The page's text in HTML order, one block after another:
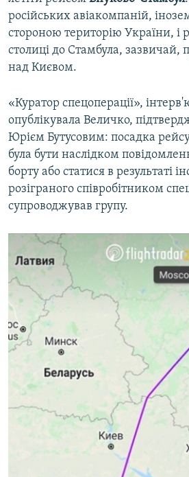
російських авіакомпаній,
стороною територію України, і
столиці до Стамбула, зазвичай,
над Києвом.
«Куратор спецоперації»,
опублікувала Величко,
Юрієм Бутусовим: посадка
була бути наслідком
борту або статися в результаті
розіграного співробітником
супроводжував групу.